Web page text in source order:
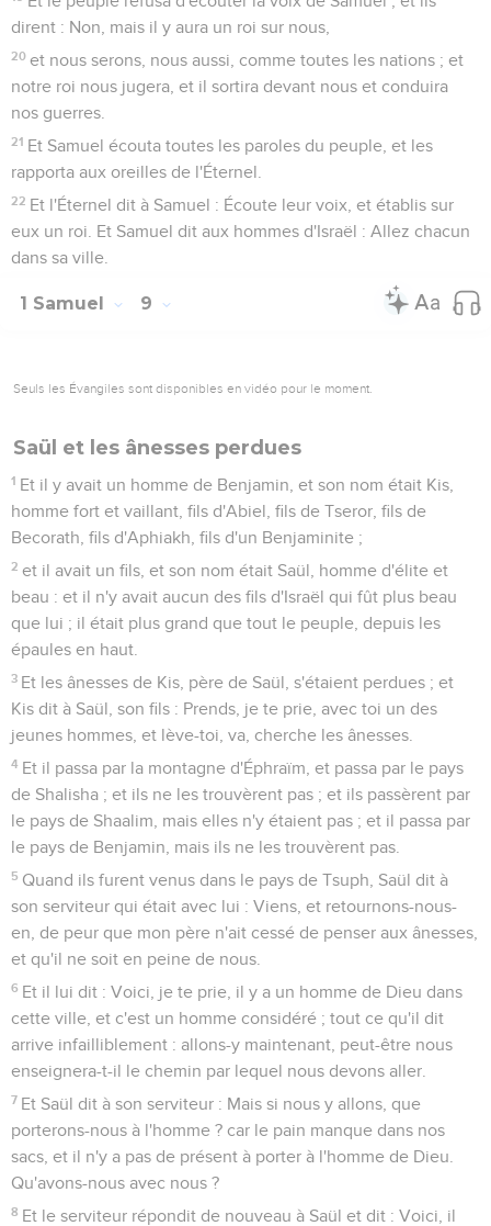
dirent : Non, mais il y aura un roi sur nous,
20 et nous serons, nous aussi, comme toutes les nations ; et
notre roi nous jugera, et il sortira devant nous et conduira
nos guerres.
21 Et Samuel écouta toutes les paroles du peuple, et les
rapporta aux oreilles de l'Éternel.
22 Et l'Éternel dit à Samuel : Écoute leur voix, et établis sur
eux un roi. Et Samuel dit aux hommes d'Israël : Allez chacun
dans sa ville.
1 Samuel 9
Seuls les Évangiles sont disponibles en vidéo pour le moment.
Saül et les ânesses perdues
1 Et il y avait un homme de Benjamin, et son nom était Kis,
homme fort et vaillant, fils d'Abiel, fils de Tseror, fils de
Becorath, fils d'Aphiakh, fils d'un Benjaminite ;
2 et il avait un fils, et son nom était Saül, homme d'élite et
beau : et il n'y avait aucun des fils d'Israël qui fût plus beau
que lui ; il était plus grand que tout le peuple, depuis les
épaules en haut.
3 Et les ânesses de Kis, père de Saül, s'étaient perdues ; et
Kis dit à Saül, son fils : Prends, je te prie, avec toi un des
jeunes hommes, et lève-toi, va, cherche les ânesses.
4 Et il passa par la montagne d'Éphraïm, et passa par le pays
de Shalisha ; et ils ne les trouvèrent pas ; et ils passèrent par
le pays de Shaalim, mais elles n'y étaient pas ; et il passa par
le pays de Benjamin, mais ils ne les trouvèrent pas.
5 Quand ils furent venus dans le pays de Tsuph, Saül dit à
son serviteur qui était avec lui : Viens, et retournons-nous-
en, de peur que mon père n'ait cessé de penser aux ânesses,
et qu'il ne soit en peine de nous.
6 Et il lui dit : Voici, je te prie, il y a un homme de Dieu dans
cette ville, et c'est un homme considéré ; tout ce qu'il dit
arrive infailliblement : allons-y maintenant, peut-être nous
enseignera-t-il le chemin par lequel nous devons aller.
7 Et Saül dit à son serviteur : Mais si nous y allons, que
porterons-nous à l'homme ? car le pain manque dans nos
sacs, et il n'y a pas de présent à porter à l'homme de Dieu.
Qu'avons-nous avec nous ?
8 Et le serviteur répondit de nouveau à Saül et dit : Voici, il